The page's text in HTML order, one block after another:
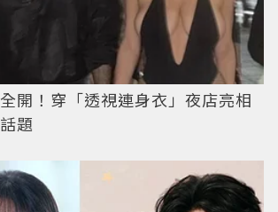
開！穿「透視連身衣」夜店亮相
題